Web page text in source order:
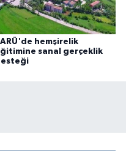
hemşirelik
sanal gerçeklik